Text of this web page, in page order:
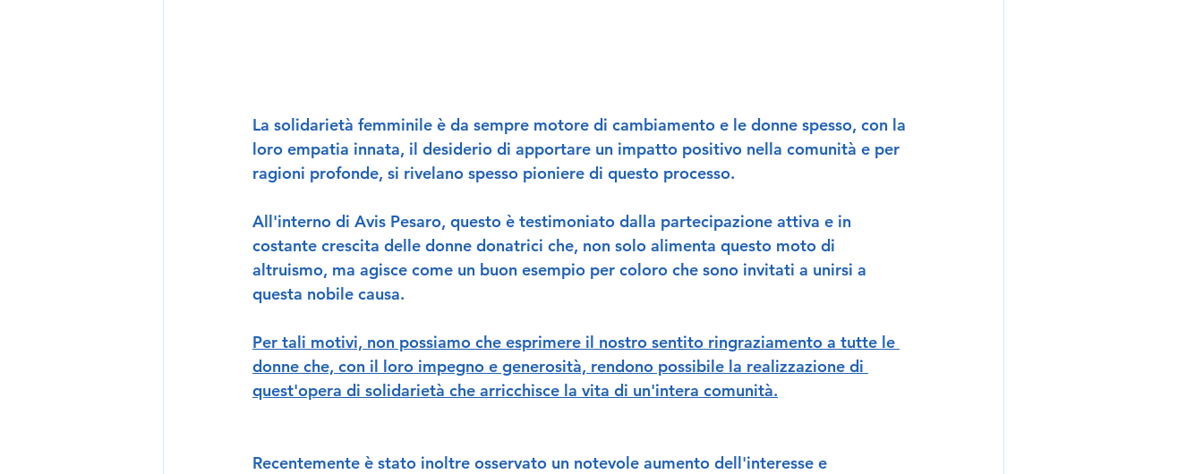
La solidarietà femminile è da sempre motore di cambiamento e le donne spesso, con la
loro empatia innata, il desiderio di apportare un impatto positivo nella comunità e per
ragioni profonde, si rivelano spesso pioniere di questo processo.
All'interno di Avis Pesaro, questo è testimoniato dalla partecipazione attiva e in
costante crescita delle donne donatrici che, non solo alimenta questo moto di
altruismo, ma agisce come un buon esempio per coloro che sono invitati a unirsi a
questa nobile causa.
Per tali motivi, non possiamo che esprimere il nostro sentito ringraziamento a tutte le
donne che, con il loro impegno e generosità, rendono possibile la realizzazione di
quest'opera di solidarietà che arricchisce la vita di un'intera comunità.
Recentemente è stato inoltre osservato un notevole aumento dell'interesse e